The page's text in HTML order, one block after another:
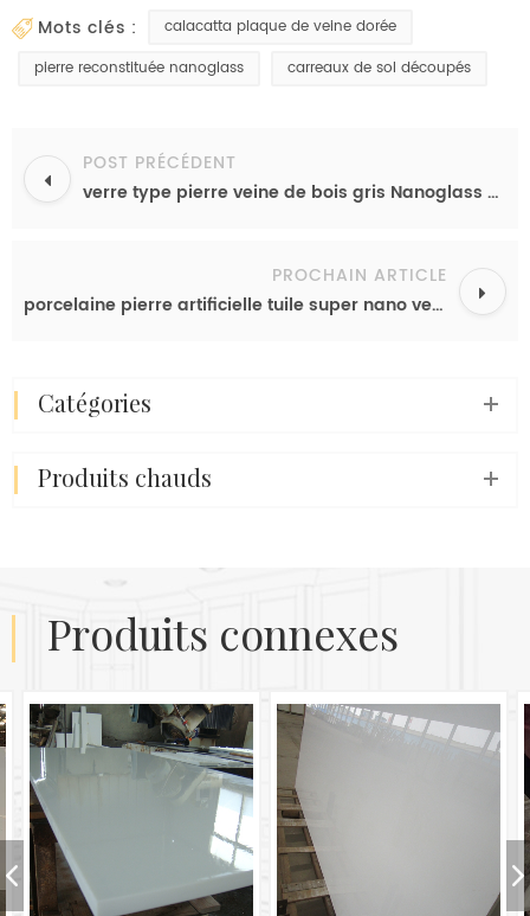
mots clés :
calacatta plaque de veine dorée
pierre reconstituée nanoglass
carreaux de sol découpés
POST PRÉCÉDENT
verre type pierre veine de bois gris Nanoglass panneau pour cuisine
PROCHAIN ARTICLE
porcelaine pierre artificielle tuile super nano verre pierre d'ingénierie chine
catégories
produits chauds
produits connexes